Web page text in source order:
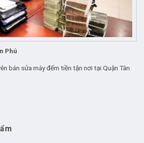
Phú
bán sửa máy đếm tiền tận nơi tại Quận Tân